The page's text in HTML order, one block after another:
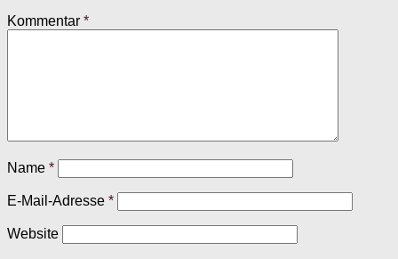
Kommentar *
Name *
E-Mail-Adresse *
Website